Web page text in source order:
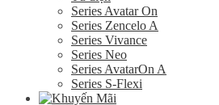
Series Avatar On
Series Zencelo A
Series Vivance
Series Neo
Series AvatarOn A
Series S-Flexi